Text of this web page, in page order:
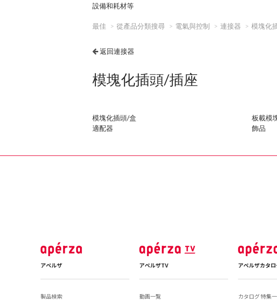
設備和耗材等
最佳 從產品分類搜尋 電氣與控制 連接器 模塊化
返回連接器
模塊化插頭/插座
模塊化插頭/盒 板載模
適配器
飾品
アペルザ
製品検索
アペルザTV
動画一覧
アペルザカタ
カタログ 特集